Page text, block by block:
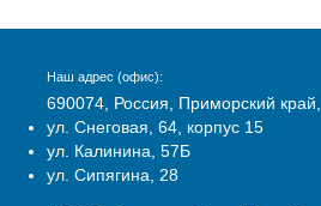
Наш адрес (офис):
690074, Россия, Приморский край,
ул. Снеговая, 64, корпус 15
ул. Калинина, 57Б
ул. Сипягина, 28